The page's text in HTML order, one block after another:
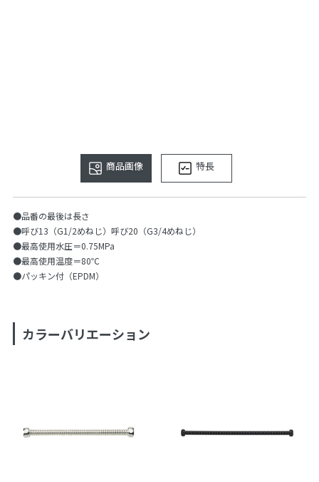
商品画像 特長
●品番の最後は長さ
●呼び13（G1/2めねじ）呼び20（G3/4めねじ）
●最高使用水圧＝0.75MPa
●最高使用温度＝80℃
●パッキン付（EPDM）
カラーバリエーション